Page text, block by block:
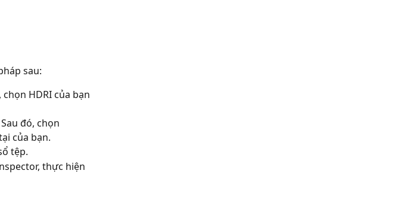
sau:
HDRI của bạn
đó, chọn
của bạn.
tệp.
thực hiện